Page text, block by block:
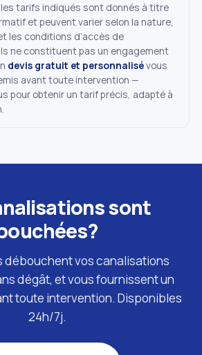
les tarifs indiqués sont donnés à titre
et peuvent varier selon la nature,
les conditions d’accès de
ne constituent pas un engagement
devis gratuit et personnalisévous
avant toute intervention —
pour obtenir un tarif précis, adapté à
sont
débouchent vos canalisations
dégât, et vous fournissent un
toute intervention. Disponibles
24h/7j.